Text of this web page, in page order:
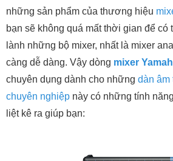
những sản phẩm của thương hiệu
bạn sẽ không quá mất thời gian để có
lành những bộ mixer, nhất là mixer
càng dễ dàng. Vậy dòng mixer
chuyên dụng dành cho những dàn âm
chuyên nghiệp này có những tính
liệt kê ra giúp bạn: